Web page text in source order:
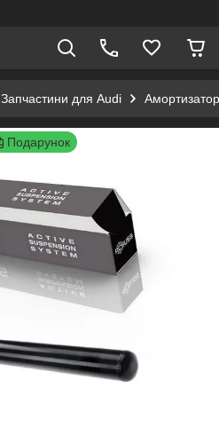
Запчастини для Audi
Подарунок